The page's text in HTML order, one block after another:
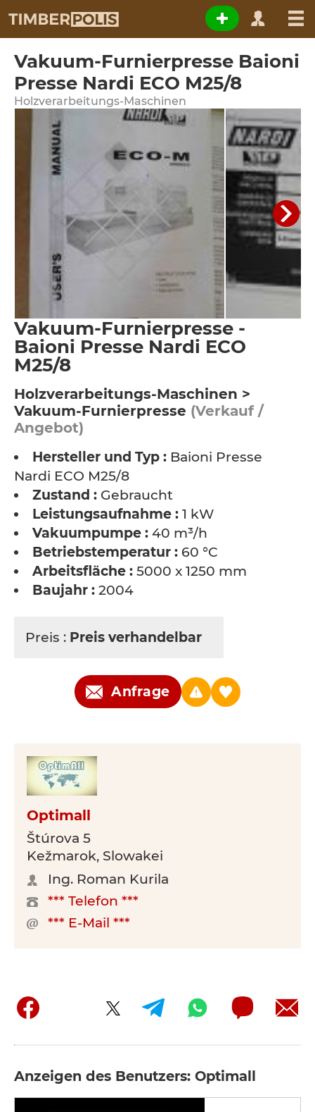
Vakuum-Furnierpresse Baioni
Presse Nardi ECO M25/8
Holzverarbeitungs-Maschinen
Vakuum-Furnierpresse -
Baioni Presse Nardi ECO
M25/8
Holzverarbeitungs-Maschinen >
Vakuum-Furnierpresse (Verkauf /
Angebot)
Hersteller und Typ : Baioni Presse
Nardi ECO M25/8
Zustand : Gebraucht
Leistungsaufnahme : 1 kW
Vakuumpumpe : 40 m³/h
Betriebstemperatur : 60 °C
Arbeitsfläche : 5000 x 1250 mm
Baujahr : 2004
Preis : Preis verhandelbar
Anfrage
Optimall
Štúrova 5
Kežmarok, Slowakei
Ing. Roman Kurila
*** Telefon ***
*** E-Mail ***
Anzeigen des Benutzers: Optimall